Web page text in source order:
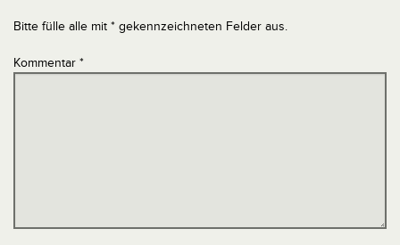
Bitte fülle alle mit * gekennzeichneten Felder aus.
Kommentar *